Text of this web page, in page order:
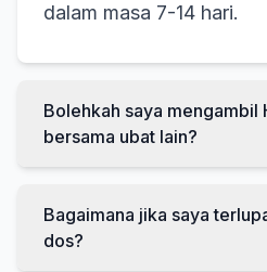
dalam masa 7-14 hari.
Bolehkah saya mengambil
bersama ubat lain?
Bagaimana jika saya
dos?